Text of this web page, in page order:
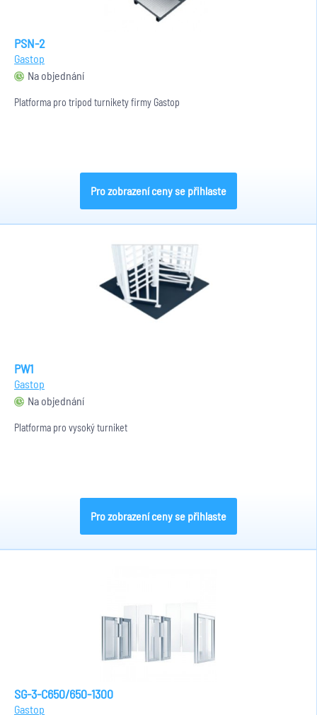
PSN-2
Gastop
Na objednání
Platforma pro tripod turnikety firmy Gastop
Pro zobrazení ceny se přihlaste
PW1
Gastop
Na objednání
Platforma pro vysoký turniket
Pro zobrazení ceny se přihlaste
SG-3-C650/650-1300
Gastop